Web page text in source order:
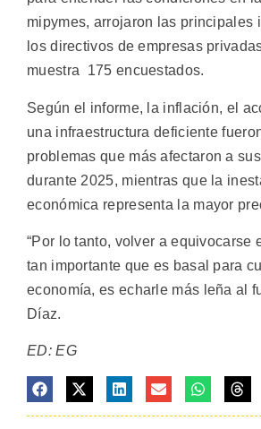
mipymes, arrojaron las principales
los directivos de empresas
muestra 175 encuestados.
Según el informe, la inflación, el
una infraestructura deficiente
problemas que más afectaron a
durante 2025, mientras que la
económica representa la mayor
“Por lo tanto, volver a equivocarse
tan importante que es basal para
economía, es echarle más leña al
Díaz.
ED: EG